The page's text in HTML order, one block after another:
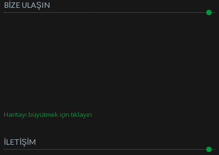
BİZE ULAŞIN
Haritayı büyütmek için tıklayın
İLETİŞİM